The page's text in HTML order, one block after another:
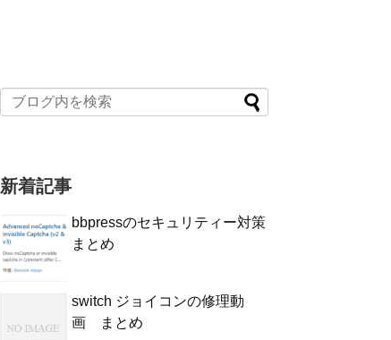
新着記事
bbpressのセキュリティー対策
まとめ
switch ジョイコンの修理動
画 まとめ